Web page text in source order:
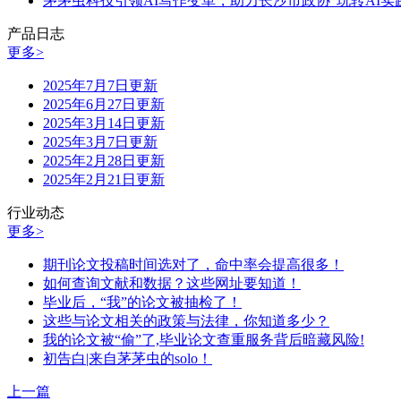
产品日志
更多>
2025年7月7日更新
2025年6月27日更新
2025年3月14日更新
2025年3月7日更新
2025年2月28日更新
2025年2月21日更新
行业动态
更多>
期刊论文投稿时间选对了，命中率会提高很多！
如何查询文献和数据？这些网址要知道！
毕业后，“我”的论文被抽检了！
这些与论文相关的政策与法律，你知道多少？
我的论文被“偷”了,毕业论文查重服务背后暗藏风险!
初告白|来自茅茅虫的solo！
上一篇